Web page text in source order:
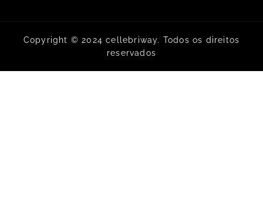
Copyright © 2024 cellebriway. Todos os direitos
reservados